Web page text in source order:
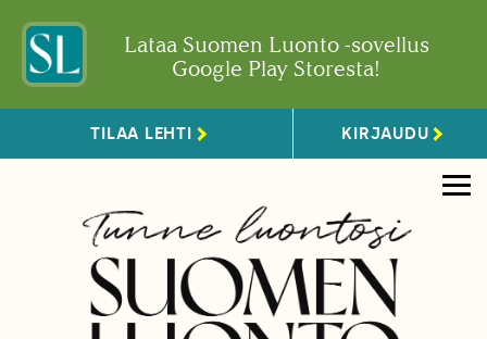
Lataa Suomen Luonto -sovellus
Google Play Storesta!
TILAA LEHTI KIRJAUDU